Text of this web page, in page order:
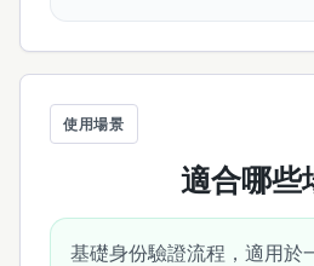
使用場景
適合哪些
基礎身份驗證流程，適用於